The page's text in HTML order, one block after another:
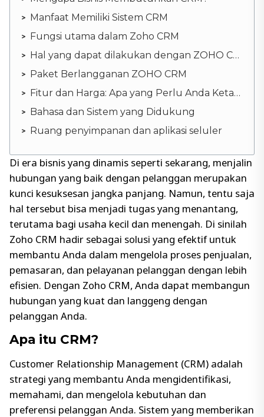
Manfaat Memiliki Sistem CRM
Fungsi utama dalam Zoho CRM
Hal yang dapat dilakukan dengan ZOHO CRM
Paket Berlangganan ZOHO CRM
Fitur dan Harga: Apa yang Perlu Anda Ketahui
Bahasa dan Sistem yang Didukung
Ruang penyimpanan dan aplikasi seluler
Di era bisnis yang dinamis seperti sekarang, menjalin
hubungan yang baik dengan pelanggan merupakan
kunci kesuksesan jangka panjang. Namun, tentu saja
hal tersebut bisa menjadi tugas yang menantang,
terutama bagi usaha kecil dan menengah. Di sinilah
Zoho CRM hadir sebagai solusi yang efektif untuk
membantu Anda dalam mengelola proses penjualan,
pemasaran, dan pelayanan pelanggan dengan lebih
efisien. Dengan Zoho CRM, Anda dapat membangun
hubungan yang kuat dan langgeng dengan
pelanggan Anda.
Apa itu CRM?
Customer Relationship Management (CRM) adalah
strategi yang membantu Anda mengidentifikasi,
memahami, dan mengelola kebutuhan dan
preferensi pelanggan Anda. Sistem yang memberikan